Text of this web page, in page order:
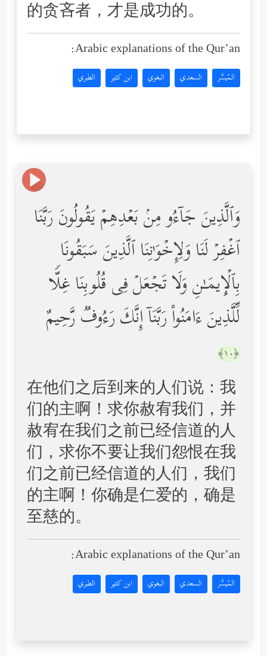
的贪吝者，才是成功的。
Arabic explanations of the Qur’an:
المُيسَّر السعدي البغوي ابن كثير الطبري
وَٱلَّذِینَ جَاۤءُو مِنۢ بَعۡدِهِمۡ یَقُولُونَ رَبَّنَا
ٱغۡفِرۡ لَنَا وَلِإِخۡوَ ٰ⁠نِنَا ٱلَّذِینَ سَبَقُونَا
بِٱلۡإِیمَـٰنِ وَلَا تَجۡعَلۡ فِی قُلُوبِنَا غِلࣰّا
لِّلَّذِینَ ءَامَنُواْ رَبَّنَاۤ إِنَّكَ رَءُوفࣱ رَّحِیمٌ
﴿١٠﴾
在他们之后到来的人们说：我
们的主啊！求你赦宥我们，并
赦宥在我们之前已经信道的人
们，求你不要让我们怨恨在我
们之前已经信道的人们，我们
的主啊！你确是仁爱的，确是
至慈的。
Arabic explanations of the Qur’an:
المُيسَّر السعدي البغوي ابن كثير الطبري